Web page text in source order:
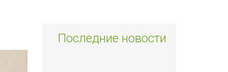
Последние новости